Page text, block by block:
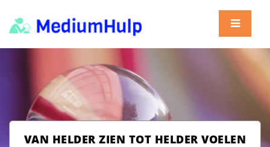
VAN HELDER ZIEN TOT HELDER VOELEN